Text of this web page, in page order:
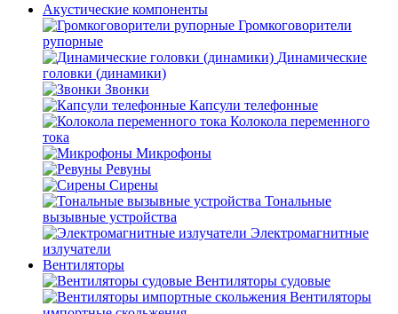
Акустические компоненты
Громкоговорители
рупорные
Динамические
головки (динамики)
Звонки
Капсули телефонные
Колокола переменного
тока
Микрофоны
Ревуны
Сирены
Тональные
вызывные устройства
Электромагнитные
излучатели
Вентиляторы
Вентиляторы судовые
Вентиляторы